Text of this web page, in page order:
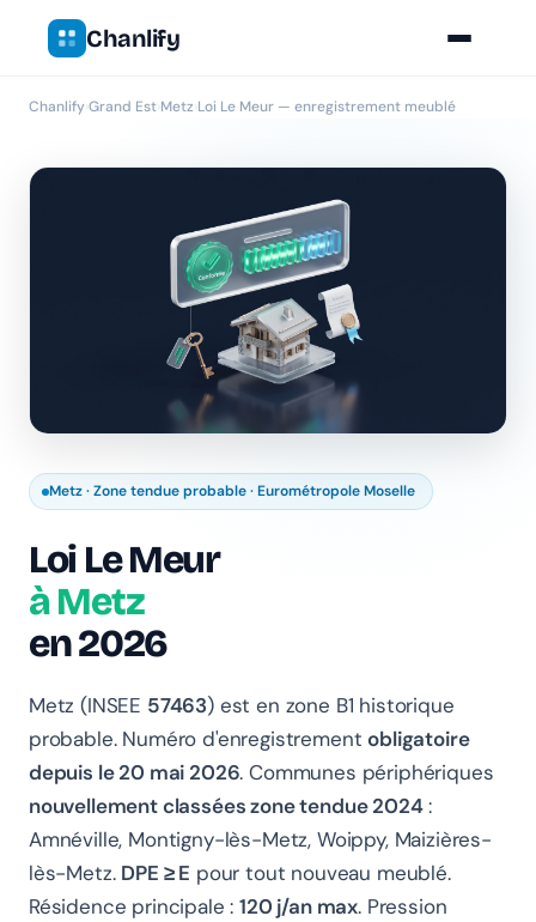
Chanlify
Chanlify›Grand Est›Metz›Loi Le Meur — enregistrement meublé
Metz · Zone tendue probable · Eurométropole Moselle
Loi Le Meur
à Metz
en 2026
Metz (INSEE 57463) est en zone B1 historique
probable. Numéro d'enregistrementobligatoire
depuis le 20 mai 2026. Communes périphériques
nouvellement classées zone tendue 2024:
Amnéville, Montigny-lès-Metz, Woippy, Maizières-
lès-Metz. DPE ≥ E pour tout nouveau meublé.
Résidence principale :120 j/an max. Pression
Chanlify Assistant
En ligne · Online
Bonjour 👋 Je suis l'assistant Chanlify. Comment puis-
je vous aider ?
Hello! I'm the Chanlify assistant. How can I help?